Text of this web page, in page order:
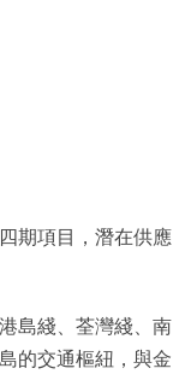
期項目，潛在供應
島綫、荃灣綫、南
的交通樞紐，與金